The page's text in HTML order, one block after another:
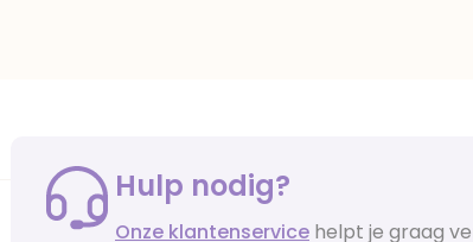
Hulp nodig?
Onze klantenservice helpt je graag